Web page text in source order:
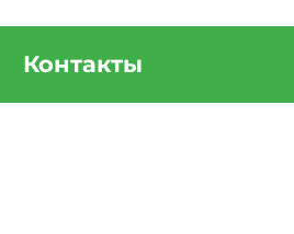
Контакты